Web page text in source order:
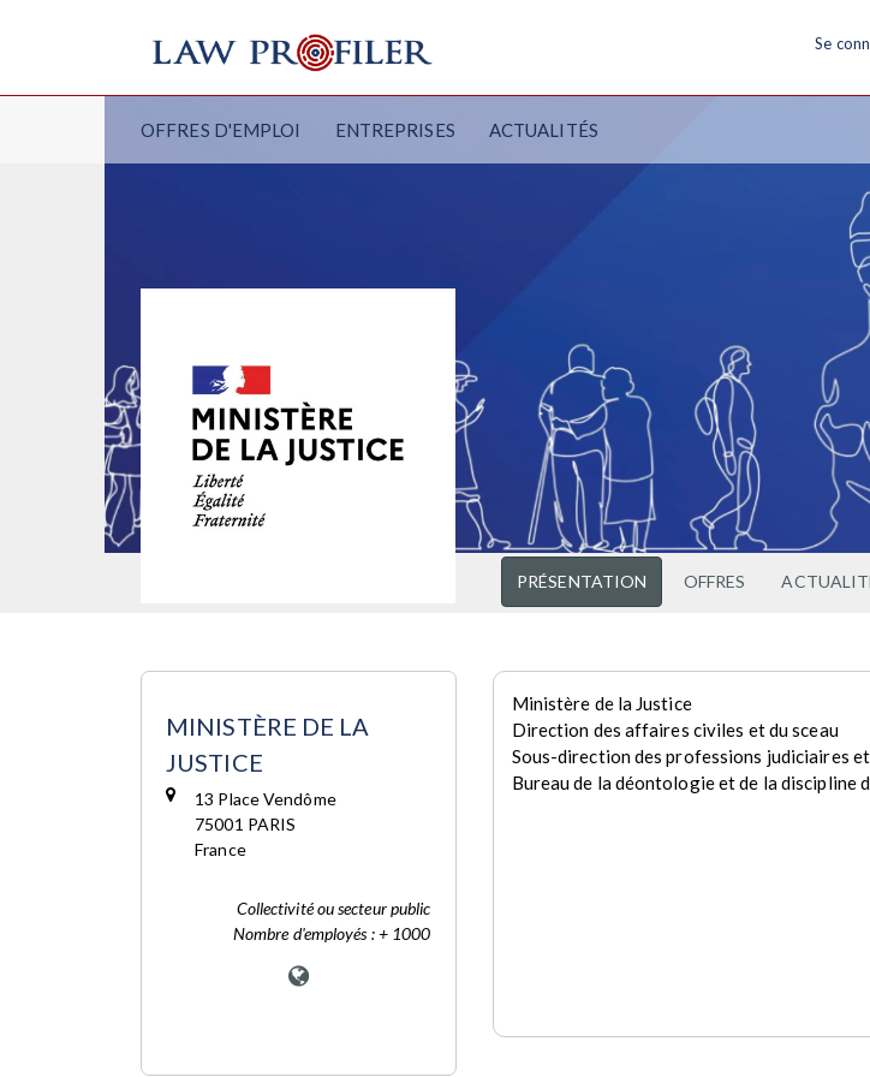
Se
OFFRES D'EMPLOI ENTREPRISES ACTUALITÉS
PRÉSENTATION OFFRES
MINISTÈRE DE LA
JUSTICE
13 Place Vendôme
75001 PARIS
France
Collectivité ou secteur public
Nombre d'employés : + 1000
Ministère de la Justice
Direction des affaires civiles et du sceau
Sous-direction des professions judiciaires
Bureau de la déontologie et de la discipline